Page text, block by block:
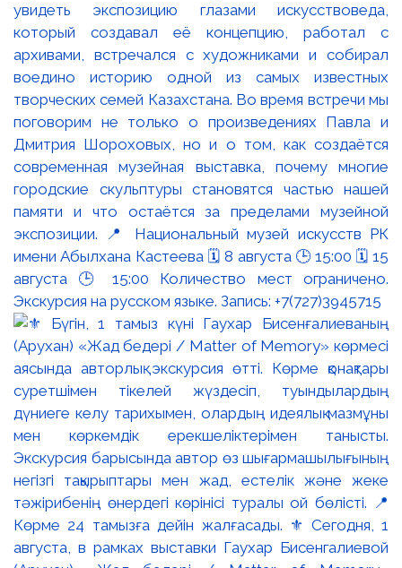
увидеть экспозицию глазами искусствоведа,
который создавал её концепцию, работал с
архивами, встречался с художниками и собирал
воедино историю одной из самых известных
творческих семей Казахстана. Во время встречи мы
поговорим не только о произведениях Павла и
Дмитрия Шороховых, но и о том, как создаётся
современная музейная выставка, почему многие
городские скульптуры становятся частью нашей
памяти и что остаётся за пределами музейной
экспозиции. 📍 Национальный музей искусств РК
имени Абылхана Кастеева 🗓 8 августа 🕒 15:00 🗓 15
августа 🕒 15:00 Количество мест ограничено.
Экскурсия на русском языке. Запись: +7(727)3945715